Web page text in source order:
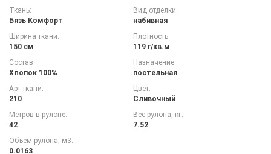
Ткань:
Бязь Комфорт
Вид отделки:
набивная
Ширина ткани:
150 см
Плотность:
119 г/кв.м
Состав:
Хлопок 100%
Назначение:
постельная
Арт ткани:
210
Цвет:
Сливочный
Метров в рулоне:
42
Вес рулона, кг:
7.52
Объем рулона, м3:
0.0163